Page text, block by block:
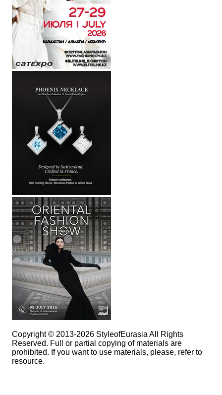
Copyright © 2013-2026 StyleofEurasia All Rights
Reserved. Full or partial copying of materials are
prohibited. If you want to use materials, please, refer to
resource.